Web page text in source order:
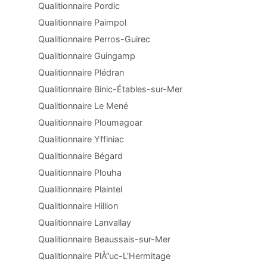
Qualitionnaire Pordic
Qualitionnaire Paimpol
Qualitionnaire Perros-Guirec
Qualitionnaire Guingamp
Qualitionnaire Plédran
Qualitionnaire Binic-Étables-sur-Mer
Qualitionnaire Le Mené
Qualitionnaire Ploumagoar
Qualitionnaire Yffiniac
Qualitionnaire Bégard
Qualitionnaire Plouha
Qualitionnaire Plaintel
Qualitionnaire Hillion
Qualitionnaire Lanvallay
Qualitionnaire Beaussais-sur-Mer
Qualitionnaire PlÅ“uc-L'Hermitage